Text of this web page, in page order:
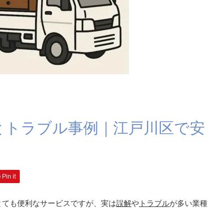
ラブル事例｜江戸川区で安
Pin it
も便利なサービスですが、実は誤解や トラブルが多い業種